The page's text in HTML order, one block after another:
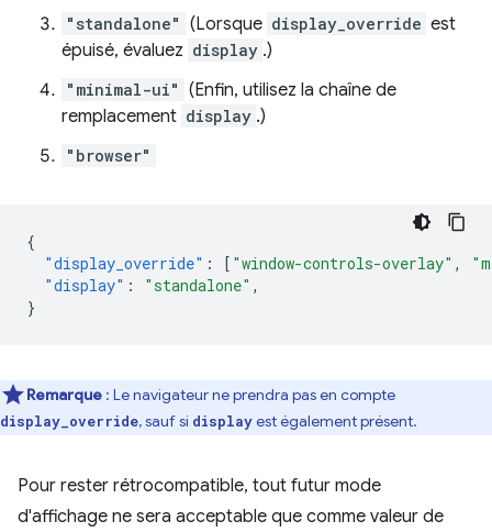
"standalone" (Lorsque display_override est
épuisé, évaluez display .)
"minimal-ui" (Enfin, utilisez la chaîne de
remplacement display .)
"browser"
{
"display_override" : [ "window-controls-overlay" ,
"display" : "standalone" ,
}
Remarque : Le navigateur ne prendra pas en compte
display_override, sauf si displayest également présent.
Pour rester rétrocompatible, tout futur mode
d'affichage ne sera acceptable que comme valeur de